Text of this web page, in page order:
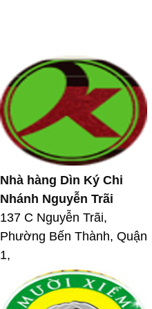
Nhà hàng Dìn Ký Chi
Nhánh Nguyễn Trãi
137 C Nguyễn Trãi,
Phường Bến Thành, Quận
1,